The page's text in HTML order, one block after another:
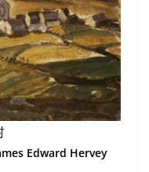
Edward Hervey